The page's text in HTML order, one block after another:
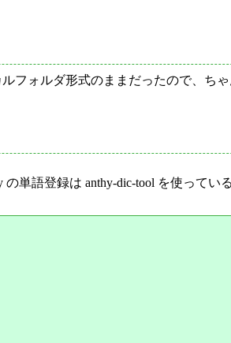
ォルダ形式のままだったので、ち
単語登録は anthy-dic-tool を使って